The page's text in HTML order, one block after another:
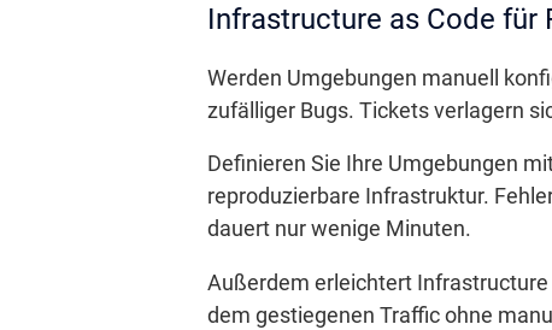
Infrastructure as Code für
Werden Umgebungen manuell
zufälliger Bugs. Tickets verlagern
Definieren Sie Ihre Umgebungen
reproduzierbare Infrastruktur.
dauert nur wenige Minuten.
Außerdem erleichtert Infrastructure
dem gestiegenen Traffic ohne